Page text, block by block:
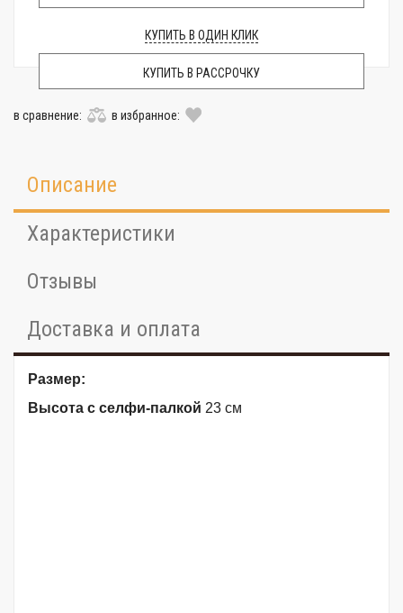
КУПИТЬ В ОДИН КЛИК
КУПИТЬ В РАССРОЧКУ
в сравнение: в избранное:
Описание
Характеристики
Отзывы
Доставка и оплата
Размер:
Высота с селфи-палкой 23 см